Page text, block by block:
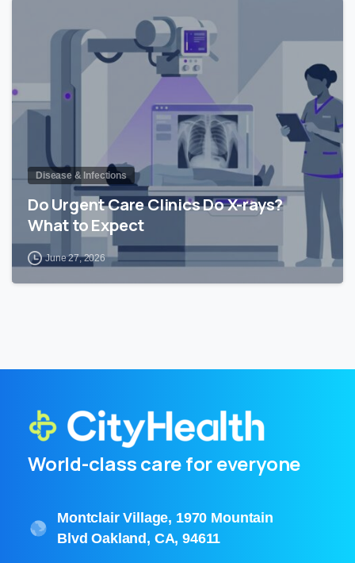
Disease & Infections
Do Urgent Care Clinics Do X-rays?
What to Expect
June 27, 2026
World-class care for everyone
Montclair Village, 1970 Mountain
Blvd Oakland, CA, 94611